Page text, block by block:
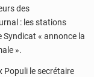
des
: les stations
Syndicat « annonce la
».
Populi le secrétaire